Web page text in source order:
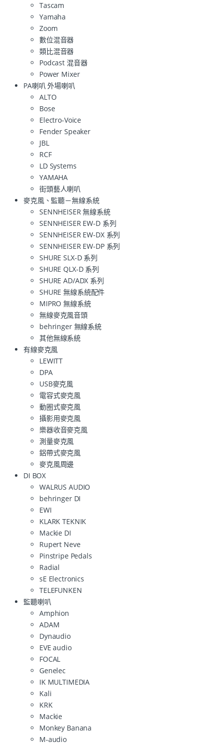
Tascam
Yamaha
Zoom
數位混音器
類比混音器
Podcast 混音器
Power Mixer
PA喇叭 外場喇叭
ALTO
Bose
Electro-Voice
Fender Speaker
JBL
RCF
LD Systems
YAMAHA
街頭藝人喇叭
麥克風、監聽－無線系統
SENNHEISER 無線系統
SENNHEISER EW-D 系列
SENNHEISER EW-DX 系列
SENNHEISER EW-DP 系列
SHURE SLX-D 系列
SHURE QLX-D 系列
SHURE AD/ADX 系列
SHURE 無線系統配件
MIPRO 無線系統
無線麥克風音頭
behringer 無線系統
其他無線系統
有線麥克風
LEWITT
DPA
USB麥克風
電容式麥克風
動圈式麥克風
攝影用麥克風
樂器收音麥克風
測量麥克風
鋁帶式麥克風
麥克風周邊
DI BOX
WALRUS AUDIO
behringer DI
EWI
KLARK TEKNIK
Mackie DI
Rupert Neve
Pinstripe Pedals
Radial
sE Electronics
TELEFUNKEN
監聽喇叭
Amphion
ADAM
Dynaudio
EVE audio
FOCAL
Genelec
IK MULTIMEDIA
Kali
KRK
Mackie
Monkey Banana
M-audio